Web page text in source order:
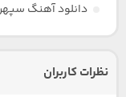
دانلود آهنگ
نظرات کاربران